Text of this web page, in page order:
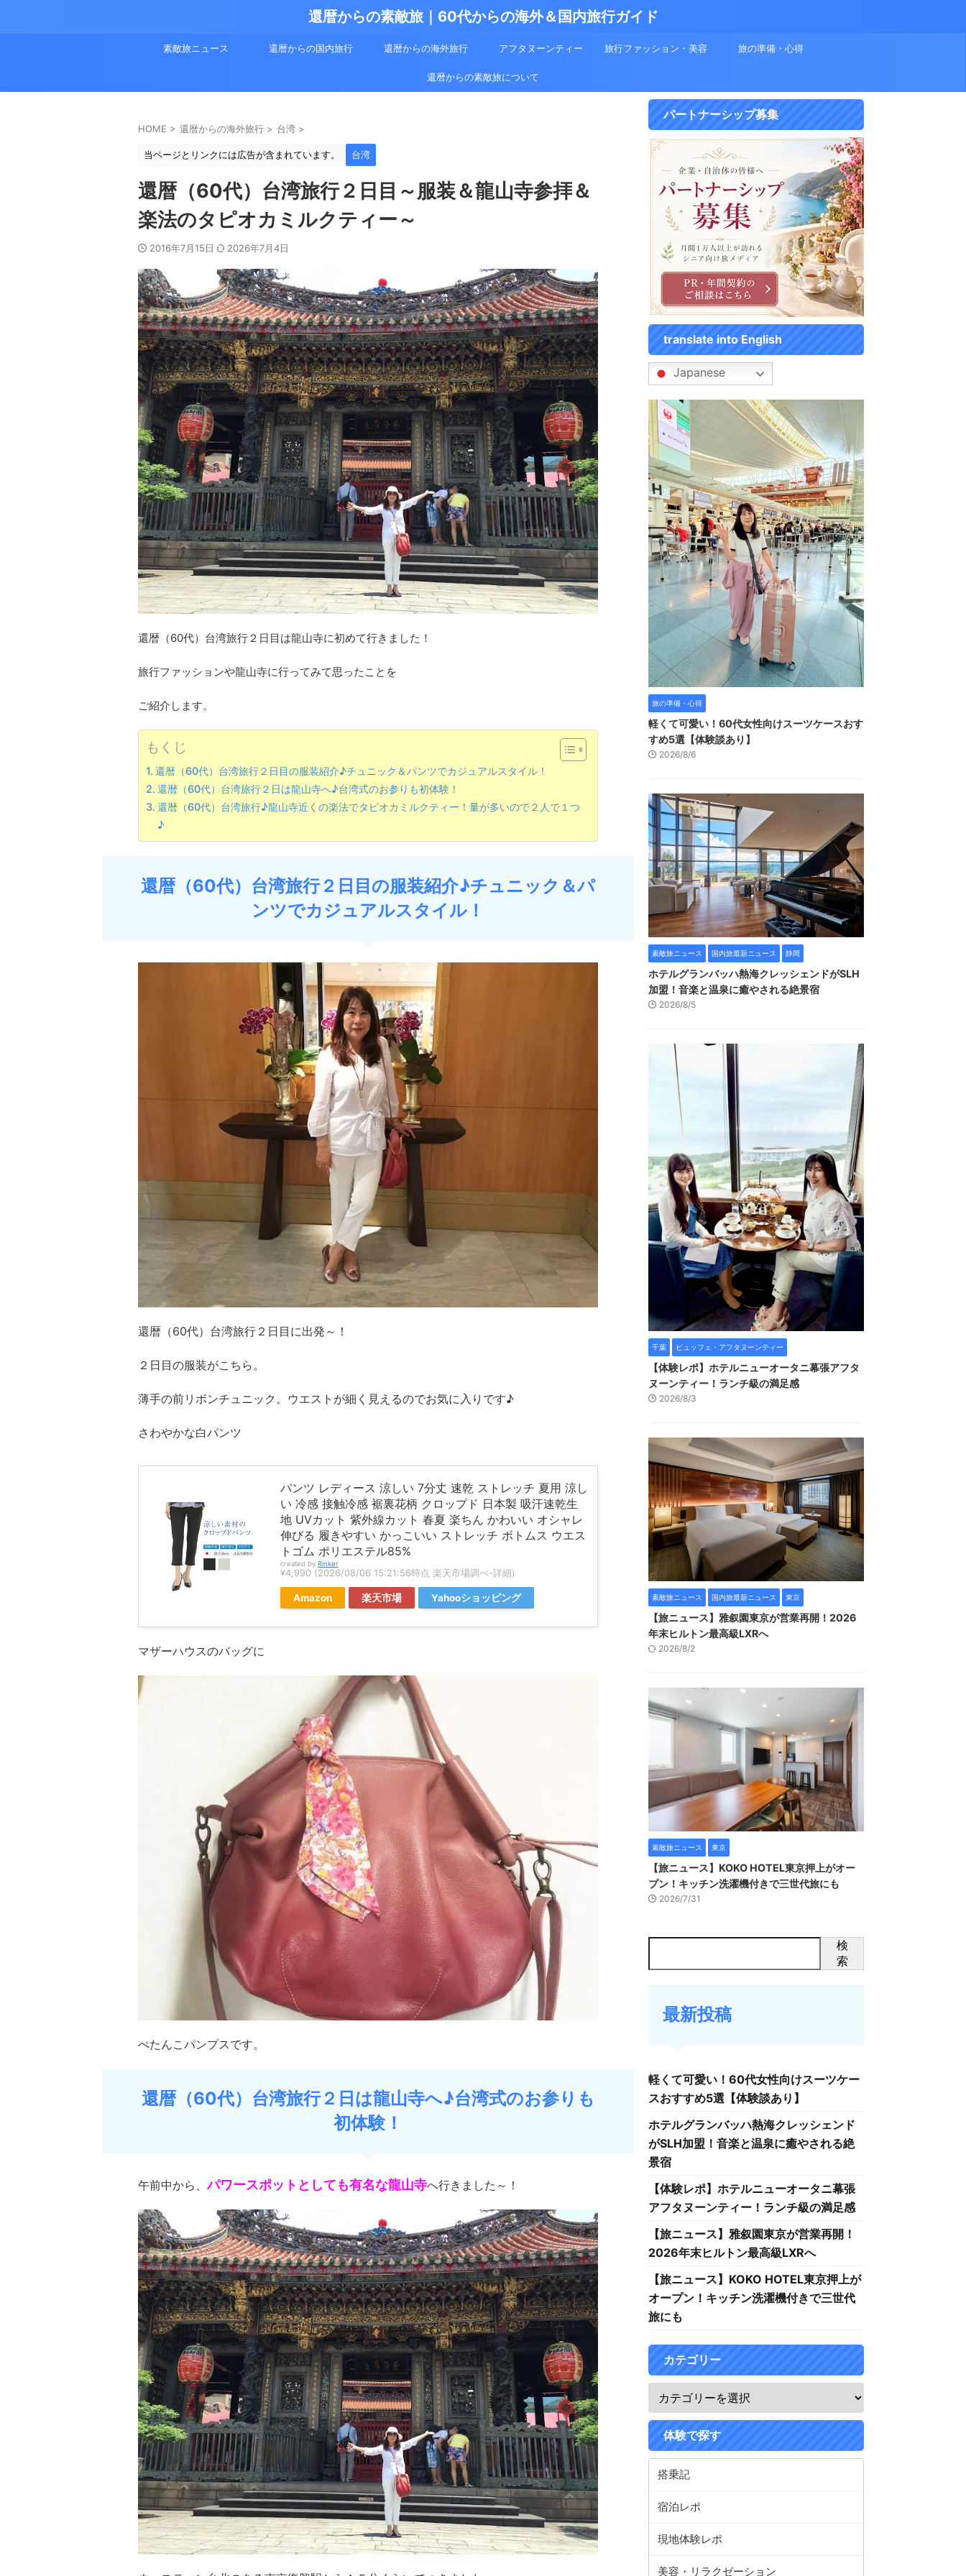
還暦からの素敵旅｜60代からの海外＆国内旅行ガイド
素敵旅ニュース 還暦からの国内旅行 還暦からの海外旅行 アフタヌーンティー 旅行ファッション・美容 旅の準備・心得
還暦からの素敵旅について
HOME > 還暦からの海外旅行 > 台湾 >
当ページとリンクには広告が含まれています。 台湾
還暦（60代）台湾旅行２日目～服装＆龍山寺参拝＆
楽法のタピオカミルクティー～
2016年7月15日 2026年7月4日
還暦（60代）台湾旅行２日目は龍山寺に初めて行きました！
旅行ファッションや龍山寺に行ってみて思ったことを
ご紹介します。
もくじ
還暦（60代）台湾旅行２日目の服装紹介♪チュニック＆パンツでカジュアルスタイル！
還暦（60代）台湾旅行２日は龍山寺へ♪台湾式のお参りも初体験！
還暦（60代）台湾旅行♪龍山寺近くの楽法でタピオカミルクティー！量が多いので２人で１つ
♪
還暦（60代）台湾旅行２日目の服装紹介♪チュニック＆パ
ンツでカジュアルスタイル！
還暦（60代）台湾旅行２日目に出発～！
２日目の服装がこちら。
薄手の前リボンチュニック。ウエストが細く見えるのでお気に入りです♪
さわやかな白パンツ
パンツ レディース 涼しい 7分丈 速乾 ストレッチ 夏用 涼し
い 冷感 接触冷感 裾裏花柄 クロップド 日本製 吸汗速乾生
地 UVカット 紫外線カット 春夏 楽ちん かわいい オシャレ
伸びる 履きやすい かっこいい ストレッチ ボトムス ウエス
トゴム ポリエステル85%
created by Rinker
¥4,990 (2026/08/06 15:21:56時点 楽天市場調べ-詳細)
Amazon 楽天市場 Yahooショッピング
マザーハウスのバッグに
ぺたんこパンプスです。
還暦（60代）台湾旅行２日は龍山寺へ♪台湾式のお参りも
初体験！
午前中から、パワースポットとしても有名な龍山寺へ行きました～！
パートナーシップ募集
translate into English
Japanese
旅の準備・心得
軽くて可愛い！60代女性向けスーツケースおす
すめ5選【体験談あり】
2026/8/6
素敵旅ニュース 国内旅最新ニュース 静岡
ホテルグランバッハ熱海クレッシェンドがSLH
加盟！音楽と温泉に癒やされる絶景宿
2026/8/5
千葉 ビュッフェ・アフタヌーンティー
【体験レポ】ホテルニューオータニ幕張アフタ
ヌーンティー！ランチ級の満足感
2026/8/3
素敵旅ニュース 国内旅最新ニュース 東京
【旅ニュース】雅叙園東京が営業再開！2026
年末ヒルトン最高級LXRへ
2026/8/2
素敵旅ニュース 東京
【旅ニュース】KOKO HOTEL東京押上がオー
プン！キッチン洗濯機付きで三世代旅にも
2026/7/31
検
索
最新投稿
軽くて可愛い！60代女性向けスーツケー
スおすすめ5選【体験談あり】
ホテルグランバッハ熱海クレッシェンド
がSLH加盟！音楽と温泉に癒やされる絶
景宿
【体験レポ】ホテルニューオータニ幕張
アフタヌーンティー！ランチ級の満足感
【旅ニュース】雅叙園東京が営業再開！
2026年末ヒルトン最高級LXRへ
【旅ニュース】KOKO HOTEL東京押上が
オープン！キッチン洗濯機付きで三世代
旅にも
カテゴリー
体験で探す
搭乗記
宿泊レポ
現地体験レポ
美容・リラクゼーション